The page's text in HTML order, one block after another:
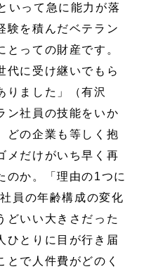
いって急に能力が落
験を積んだベテラン
っての財産です。
代に受け継いでもら
りました」（有沢
ン社員の技能をいか
どの企業も等しく抱
メだけがいち早く再
のか。「理由の1つに
員の年齢構成の変化
どいい大きさだった
ひとりに目が行き届
とで人件費がどのく